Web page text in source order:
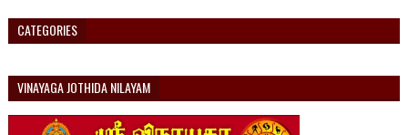
CATEGORIES
VINAYAGA JOTHIDA NILAYAM